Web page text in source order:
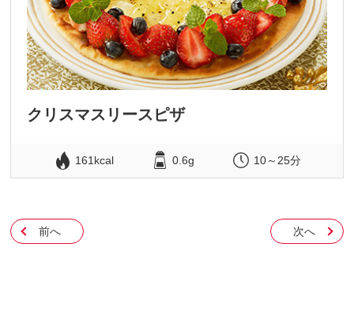
クリスマスリースピザ
161kcal 0.6g 10～25分
前へ 次へ